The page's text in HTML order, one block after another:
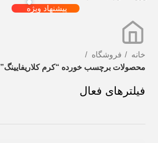
پیشنهاد ویژه
خانه
فروشگاه
محصولات برچسب خورده “کرم کلاریفایینگ”
فیلترهای فعال